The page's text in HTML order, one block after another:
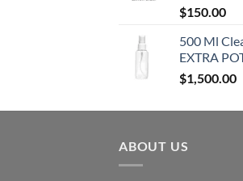
$150.00
500 Ml
EXTRA
$1,500.00
ABOUT US